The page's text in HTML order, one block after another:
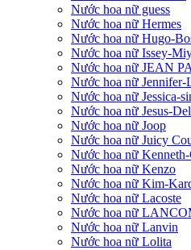
Nước hoa nữ guess
Nước hoa nữ Hermes
Nước hoa nữ Hugo-
Nước hoa nữ Issey-
Nước hoa nữ JEAN
Nước hoa nữ Jennifer-
Nước hoa nữ Jessica-
Nước hoa nữ Jesus-
Nước hoa nữ Joop
Nước hoa nữ Juicy
Nước hoa nữ
Nước hoa nữ Kenzo
Nước hoa nữ Kim-
Nước hoa nữ Lacoste
Nước hoa nữ
Nước hoa nữ Lanvin
Nước hoa nữ Lolita